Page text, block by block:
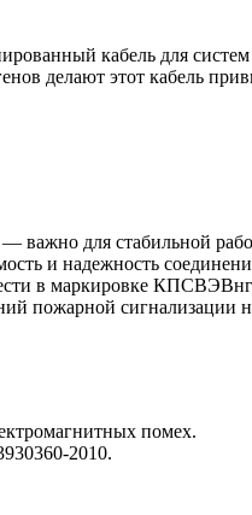
кабель для
делают этот кабель
важно для стабильной
и надежность
в маркировке
пожарной сигнализации
помех.
2010.